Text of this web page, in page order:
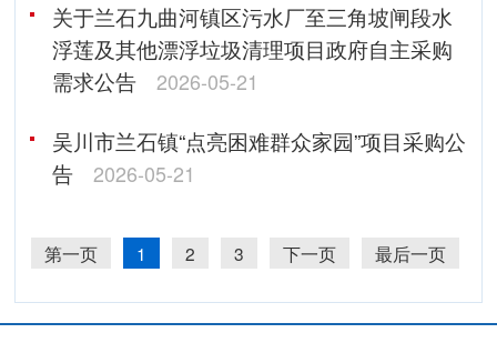
关于兰石九曲河镇区污水厂至三角坡闸段水
浮莲及其他漂浮垃圾清理项目政府自主采购
需求公告
2026-05-21
吴川市兰石镇“点亮困难群众家园”项目采购公
告
2026-05-21
第一页 1 2 3 下一页 最后一页